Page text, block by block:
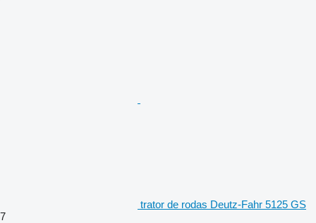
trator de rodas Deutz-Fahr 5125 GS
7